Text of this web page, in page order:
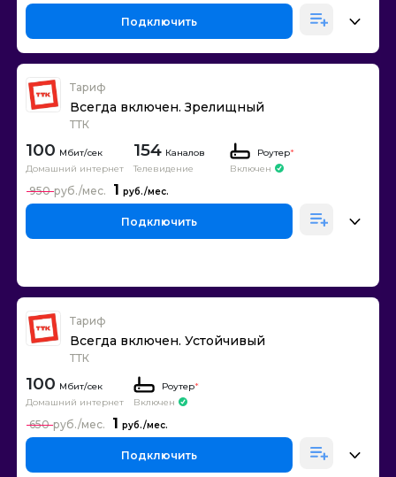
Подключить
Тариф
Всегда включен. Зрелищный
ТТК
100
Домашний интернет
154 Каналов
Телевидение
Роутер*
Включен
1
950
Подключить
Тариф
Всегда включен. Устойчивый
ТТК
100
Домашний интернет
Роутер*
Включен
1
650
Подключить